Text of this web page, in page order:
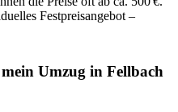
Festpreisangebot –
Umzug in Fellbach